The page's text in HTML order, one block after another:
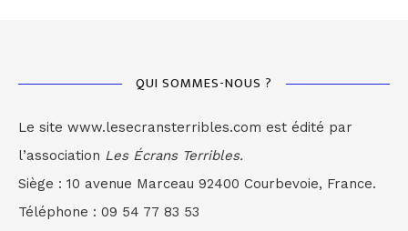
QUI SOMMES-NOUS ?
Le site www.lesecransterribles.com est édité par
l’association Les Écrans Terribles.
Siège : 10 avenue Marceau 92400 Courbevoie, France.
Téléphone : 09 54 77 83 53